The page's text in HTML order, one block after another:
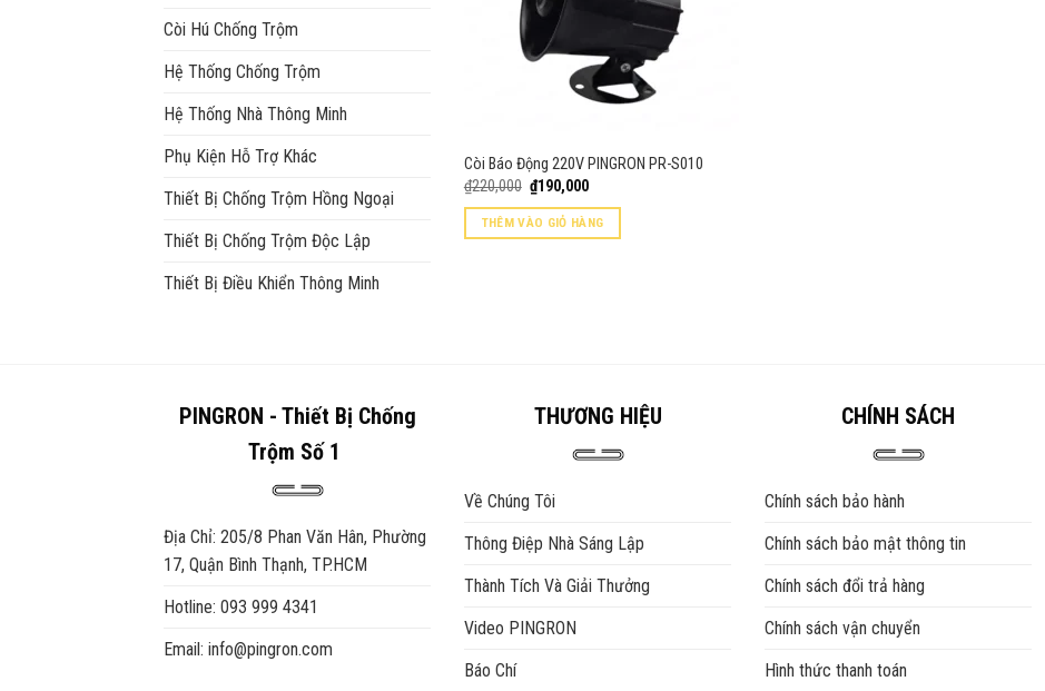
Còi Hú Chống Trộm
Hệ Thống Chống Trộm
Hệ Thống Nhà Thông Minh
Phụ Kiện Hỗ Trợ Khác
Thiết Bị Chống Trộm Hồng Ngoại
Thiết Bị Chống Trộm Độc Lập
Thiết Bị Điều Khiển Thông Minh
Còi Báo Động 220V PINGRON PR-S010
₫220,000 Giá
gốc
là:
₫220,000.
₫190,000Giá
tại
là:
THÊM VÀO GIỎ HÀNG
PINGRON - Thiết Bị Chống
Trộm Số 1
Địa Chỉ: 205/8 Phan Văn Hân, Phường
17, Quận Bình Thạnh, TP.HCM
Hotline: 093 999 4341
Email: info@pingron.com
THƯƠNG HIỆU
Về Chúng Tôi
Thông Điệp Nhà Sáng Lập
Thành Tích Và Giải Thưởng
Video PINGRON
Báo Chí
CHÍNH SÁCH
Chính sách bảo hành
Chính sách bảo mật thông tin
Chính sách đổi trả hàng
Chính sách vận chuyển
Hình thức thanh toán